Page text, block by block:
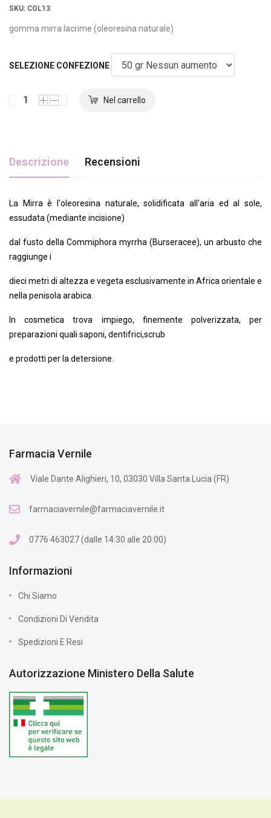
SKU: COL13
gomma mirra lacrime (oleoresina naturale)
SELEZIONE CONFEZIONE
Descrizione Recensioni
La Mirra è l'oleoresina naturale, solidificata all'aria ed al sole,
essudata (mediante incisione)
dal fusto della Commiphora myrrha (Burseracee), un arbusto che
raggiunge i
dieci metri di altezza e vegeta esclusivamente in Africa orientale e
nella penisola arabica.
In cosmetica trova impiego, finemente polverizzata, per
preparazioni quali saponi, dentifrici,scrub
e prodotti per la detersione.
Farmacia Vernile
Viale Dante Alighieri, 10, 03030 Villa Santa Lucia (FR)
farmaciavernile@farmaciavernile.it
0776 463027 (dalle 14:30 alle 20:00)
Informazioni
Chi Siamo
Condizioni Di Vendita
Spedizioni E Resi
Autorizzazione Ministero Della Salute